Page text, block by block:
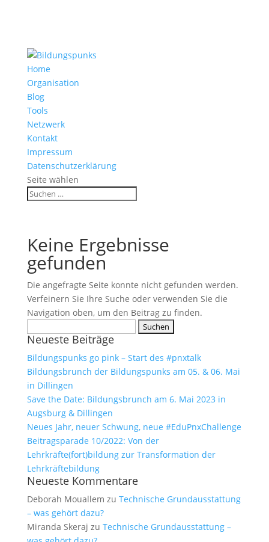
Home
Organisation
Blog
Tools
Netzwerk
Kontakt
Impressum
Datenschutzerklärung
Seite wählen
Keine Ergebnisse
gefunden
Die angefragte Seite konnte nicht gefunden werden.
Verfeinern Sie Ihre Suche oder verwenden Sie die
Navigation oben, um den Beitrag zu finden.
nach:
Neueste Beiträge
Bildungspunks go pink – Start des #pnxtalk
Bildungsbrunch der Bildungspunks am 05. & 06. Mai
in Dillingen
Save the Date: Bildungsbrunch am 6. Mai 2023 in
Augsburg & Dillingen
Neues Jahr, neuer Schwung, neue #EduPnxChallenge
Beitragsparade 10/2022: Von der
Lehrkräfte(fort)bildung zur Transformation der
Lehrkräftebildung
Neueste Kommentare
Deborah Mouallem zu Technische Grundausstattung
– was gehört dazu?
Miranda Skeraj zu Technische Grundausstattung –